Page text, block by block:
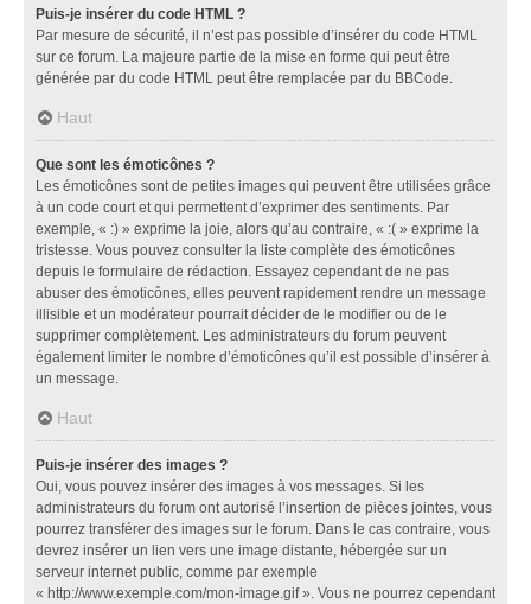
Puis-je insérer du code HTML ?
Par mesure de sécurité, il n’est pas possible d’insérer du code HTML
sur ce forum. La majeure partie de la mise en forme qui peut être
générée par du code HTML peut être remplacée par du BBCode.
Haut
Que sont les émoticônes ?
Les émoticônes sont de petites images qui peuvent être utilisées grâce
à un code court et qui permettent d’exprimer des sentiments. Par
exemple, « :) » exprime la joie, alors qu’au contraire, « :( » exprime la
tristesse. Vous pouvez consulter la liste complète des émoticônes
depuis le formulaire de rédaction. Essayez cependant de ne pas
abuser des émoticônes, elles peuvent rapidement rendre un message
illisible et un modérateur pourrait décider de le modifier ou de le
supprimer complètement. Les administrateurs du forum peuvent
également limiter le nombre d’émoticônes qu’il est possible d’insérer à
un message.
Haut
Puis-je insérer des images ?
Oui, vous pouvez insérer des images à vos messages. Si les
administrateurs du forum ont autorisé l’insertion de pièces jointes, vous
pourrez transférer des images sur le forum. Dans le cas contraire, vous
devrez insérer un lien vers une image distante, hébergée sur un
serveur internet public, comme par exemple
« http://www.exemple.com/mon-image.gif ». Vous ne pourrez cependant